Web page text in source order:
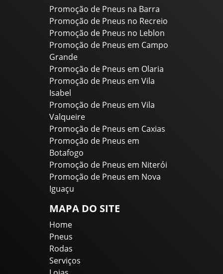
Promoção de Pneus na Barra
Promoção de Pneus no Recreio
Promoção de Pneus no Leblon
Promoção de Pneus em Campo
Grande
Promoção de Pneus em Olaria
Promoção de Pneus em Vila
Isabel
Promoção de Pneus em Vila
Valqueire
Promoção de Pneus em Caxias
Promoção de Pneus em
Botafogo
Promoção de Pneus em Niterói
Promoção de Pneus em Nova
Iguaçu
MAPA DO SITE
Home
Pneus
Rodas
Serviços